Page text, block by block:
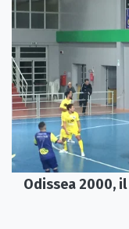
Odissea 2000,